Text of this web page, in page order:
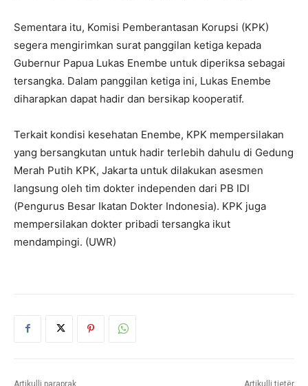
Sementara itu, Komisi Pemberantasan Korupsi (KPK)
segera mengirimkan surat panggilan ketiga kepada
Gubernur Papua Lukas Enembe untuk diperiksa sebagai
tersangka. Dalam panggilan ketiga ini, Lukas Enembe
diharapkan dapat hadir dan bersikap kooperatif.
Terkait kondisi kesehatan Enembe, KPK mempersilakan
yang bersangkutan untuk hadir terlebih dahulu di Gedung
Merah Putih KPK, Jakarta untuk dilakukan asesmen
langsung oleh tim dokter independen dari PB IDI
(Pengurus Besar Ikatan Dokter Indonesia). KPK juga
mempersilakan dokter pribadi tersangka ikut
mendampingi. (UWR)
Artikulli paraprak Artikulli tjetër